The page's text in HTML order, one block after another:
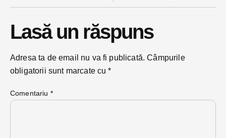
Lasă un răspuns
Adresa ta de email nu va fi publicată. Câmpurile
obligatorii sunt marcate cu*
Comentariu *